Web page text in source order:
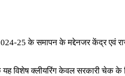
2024-25 के समापन के मद्देनजर केंद्र एवं
यह विशेष क्लीयरिंग केवल सरकारी चेक